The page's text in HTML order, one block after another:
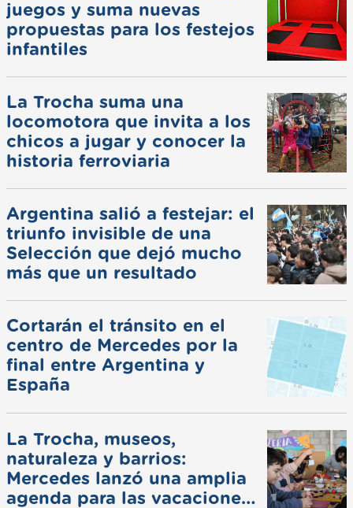
juegos y suma nuevas
propuestas para los festejos
infantiles
La Trocha suma una
locomotora que invita a los
chicos a jugar y conocer la
historia ferroviaria
Argentina salió a festejar: el
triunfo invisible de una
Selección que dejó mucho
más que un resultado
Cortarán el tránsito en el
centro de Mercedes por la
final entre Argentina y
España
La Trocha, museos,
naturaleza y barrios:
Mercedes lanzó una amplia
agenda para las vacaciones